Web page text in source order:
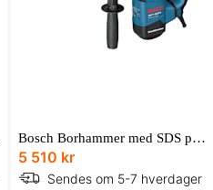
Bosch Borhammer med SDS plus GBH 3-28 DFR Professional i transportkoffert med dybdeanlegg
5 510 kr
Sendes om 5-7 hverdager